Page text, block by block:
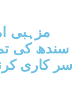
مزہبی
سندھ کی
سر کاری